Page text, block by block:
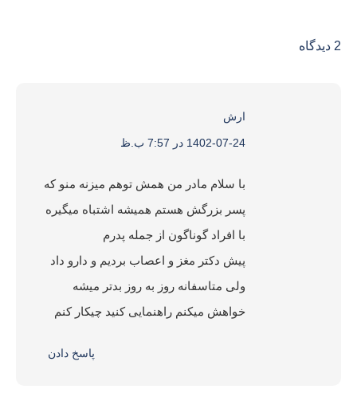
2 دیدگاه
ارش
:1402-07-24 در 7:57 ب.ظ
با سلام مادر من همش توهم میزنه منو که
پسر بزرگش هستم همیشه اشتباه میگیره
با افراد گوناگون از جمله پدرم
پیش دکتر مغز و اعصاب بردیم و دارو داد
ولی متاسفانه روز به روز بدتر میشه
خواهش میکنم راهنمایی کنید چیکار کنم
پاسخ دادن